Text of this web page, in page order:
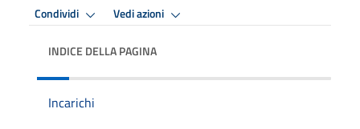
Condividi Vedi azioni
INDICE DELLA PAGINA
Incarichi